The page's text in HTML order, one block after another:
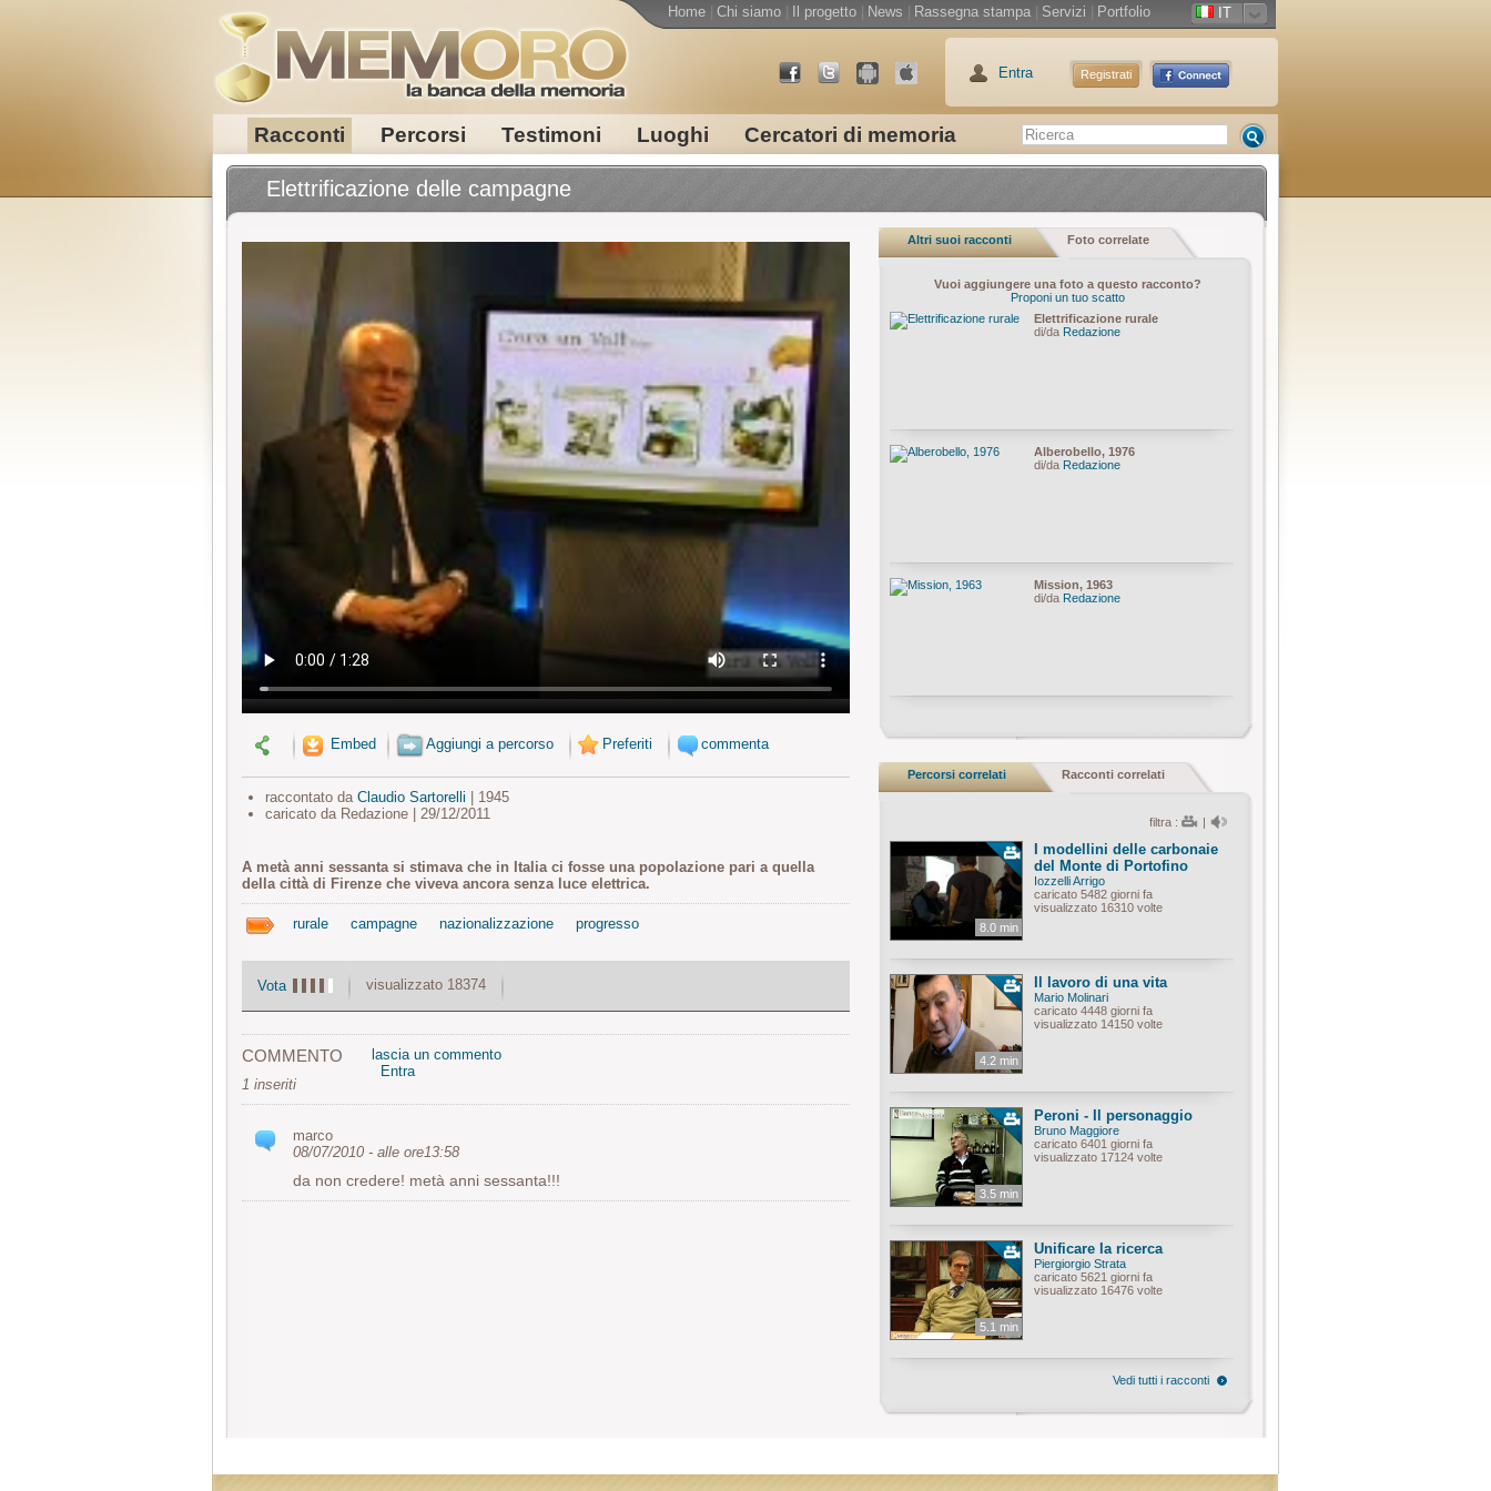
Racconti Percorsi Testimoni Luoghi Cercatori di memoria
Home Chi siamo Il progetto News Rassegna stampa Servizi Portfolio IT
Entra Registrati
Elettrificazione delle campagne
Embed Aggiungi a percorso Preferiti commenta
raccontato da Claudio Sartorelli | 1945
caricato da Redazione | 29/12/2011
A metà anni sessanta si stimava che in Italia ci fosse una popolazione pari a quella
della città di Firenze che viveva ancora senza luce elettrica.
rurale campagne nazionalizzazione progresso
Vota visualizzato 18374
COMMENTO
1 inseriti
lascia un commento
Entra
marco
08/07/2010 - alle ore13:58
da non credere! metà anni sessanta!!!
Altri suoi racconti Foto correlate
Vuoi aggiungere una foto a questo racconto?
Proponi un tuo scatto
Elettrificazione rurale
di/da Redazione
Alberobello, 1976
di/da Redazione
Mission, 1963
di/da Redazione
Percorsi correlati Racconti correlati
filtra : |
8.0 min
I modellini delle carbonaie
del Monte di Portofino
Iozzelli Arrigo
caricato 5482 giorni fa
visualizzato 16310 volte
4.2 min
Il lavoro di una vita
Mario Molinari
caricato 4448 giorni fa
visualizzato 14150 volte
3.5 min
Peroni - Il personaggio
Bruno Maggiore
caricato 6401 giorni fa
visualizzato 17124 volte
5.1 min
Unificare la ricerca
Piergiorgio Strata
caricato 5621 giorni fa
visualizzato 16476 volte
Vedi tutti i racconti